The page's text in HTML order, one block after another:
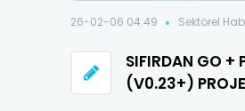
26-02-06 04:49 Sektörel
SIFIRDAN GO +
(V0.23+) PROJE